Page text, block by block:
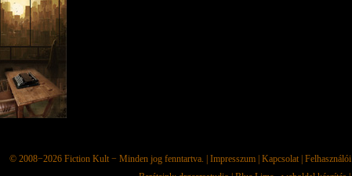
© 2008−2026 Fiction Kult− Minden jog fenntartva. | Impresszum| Kapcsolat|